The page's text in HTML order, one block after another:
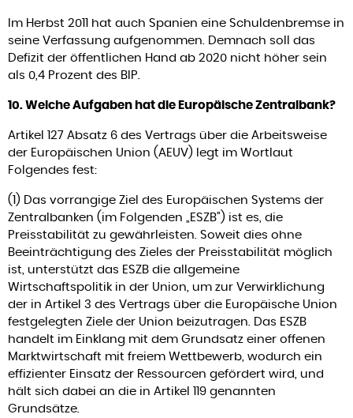
Im Herbst 2011 hat auch Spanien eine Schuldenbremse in
seine Verfassung aufgenommen. Demnach soll das
Defizit der öffentlichen Hand ab 2020 nicht höher sein
als 0,4 Prozent des BIP.
10. Welche Aufgaben hat die Europäische Zentralbank?
Artikel 127 Absatz 6 des Vertrags über die Arbeitsweise
der Europäischen Union (AEUV) legt im Wortlaut
Folgendes fest:
(1) Das vorrangige Ziel des Europäischen Systems der
Zentralbanken (im Folgenden „ESZB”) ist es, die
Preisstabilität zu gewährleisten. Soweit dies ohne
Beeinträchtigung des Zieles der Preisstabilität möglich
ist, unterstützt das ESZB die allgemeine
Wirtschaftspolitik in der Union, um zur Verwirklichung
der in Artikel 3 des Vertrags über die Europäische Union
festgelegten Ziele der Union beizutragen. Das ESZB
handelt im Einklang mit dem Grundsatz einer offenen
Marktwirtschaft mit freiem Wettbewerb, wodurch ein
effizienter Einsatz der Ressourcen gefördert wird, und
hält sich dabei an die in Artikel 119 genannten
Grundsätze.